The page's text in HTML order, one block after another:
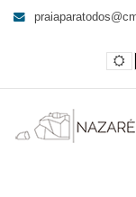
Espécies
Árvores